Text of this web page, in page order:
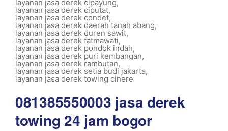
layanan jasa derek cipayung,
layanan jasa derek ciputat,
layanan jasa derek condet,
layanan jasa derek daerah tanah abang,
layanan jasa derek duren sawit,
layanan jasa derek fatmawati,
layanan jasa derek pondok indah,
layanan jasa derek puri kembangan,
layanan jasa derek rambutan,
layanan jasa derek setia budi jakarta,
layanan jasa derek towing cinere
081385550003 jasa derek
towing 24 jam bogor